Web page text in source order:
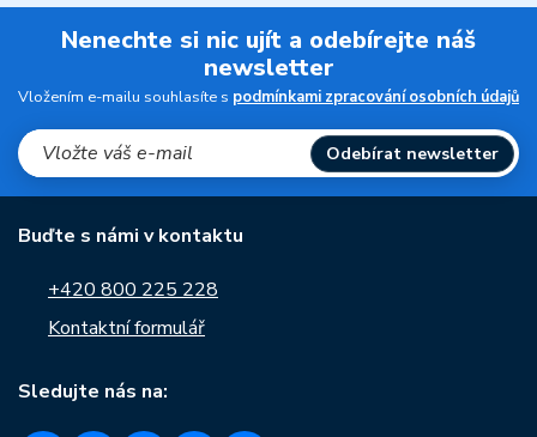
Nenechte si nic ujít a odebírejte náš
newsletter
Vložením e-mailu souhlasíte s podmínkami zpracování osobních údajů
Odebírat newsletter
Buďte s námi v kontaktu
+420 800 225 228
Kontaktní formulář
Sledujte nás na: